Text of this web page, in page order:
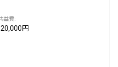
20,000円